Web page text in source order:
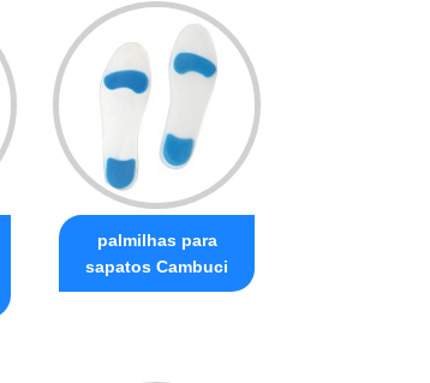
palmilhas para
sapatos Cambuci